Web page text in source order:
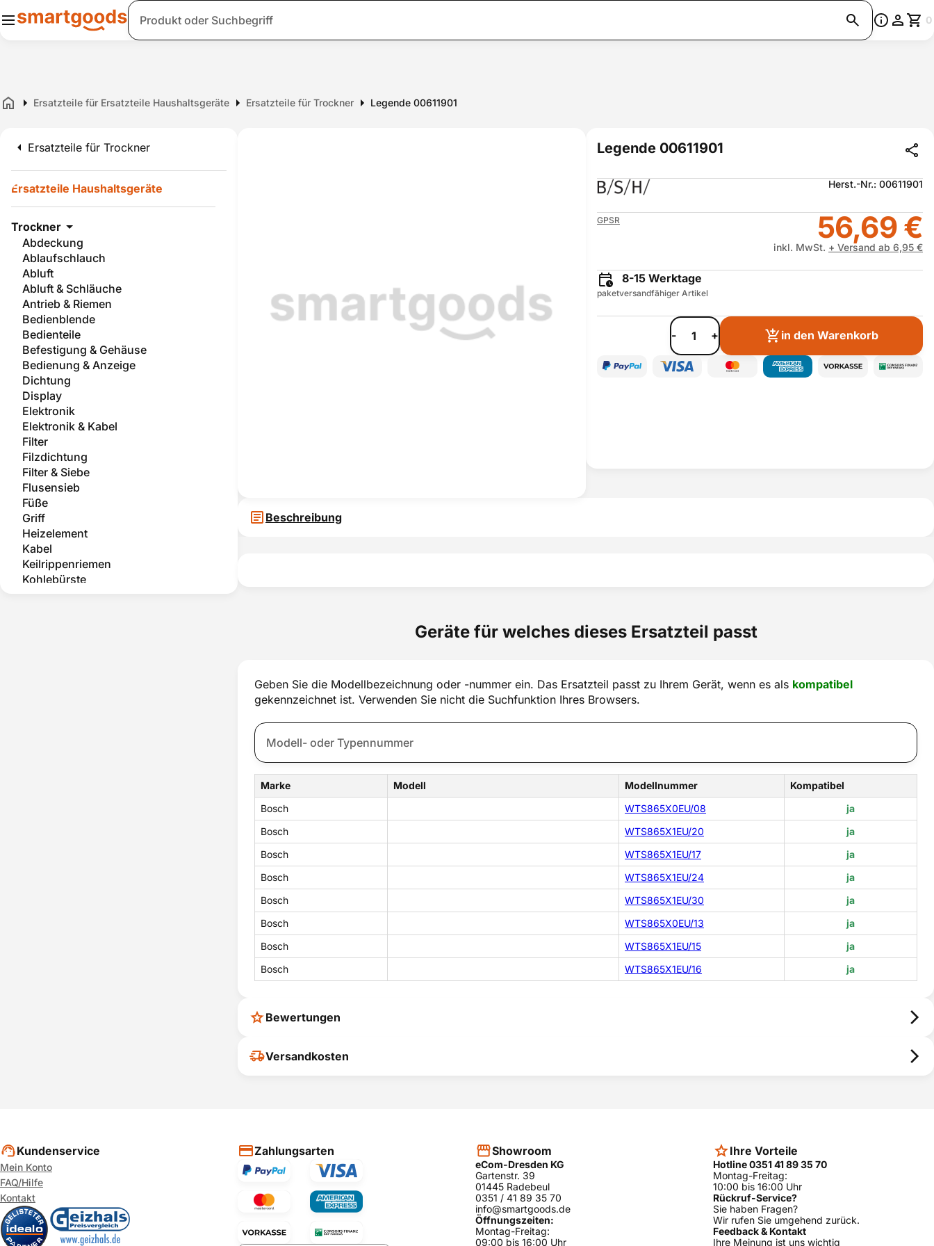
Suche 0
Home Ersatzteile für Ersatzteile Haushaltsgeräte Ersatzteile für Trockner Legende 00611901
Ersatzteile für Trockner
Ersatzteile Haushaltsgeräte
Trockner
Abdeckung
Ablaufschlauch
Abluft
Abluft & Schläuche
Antrieb & Riemen
Bedienblende
Bedienteile
Befestigung & Gehäuse
Bedienung & Anzeige
Dichtung
Display
Elektronik
Elektronik & Kabel
Filter
Filzdichtung
Filter & Siebe
Flusensieb
Füße
Griff
Heizelement
Kabel
Keilrippenriemen
Kohlebürste
Legende 00611901
Herst.-Nr.: 00611901
GPSR 56,69 €
inkl. MwSt. + Versand ab 6,95 €
8-15 Werktage
paketversandfähiger Artikel
- + in den Warenkorb
Beschreibung
Geräte für welches dieses Ersatzteil passt
Geben Sie die Modellbezeichnung oder -nummer ein. Das Ersatzteil passt zu Ihrem Gerät, wenn es als kompatibel
gekennzeichnet ist. Verwenden Sie nicht die Suchfunktion Ihres Browsers.
Marke Modell Modellnummer
Kompatibel
Bosch
WTS865X0EU/08
ja
Bosch
WTS865X1EU/20
ja
Bosch
WTS865X1EU/17
ja
Bosch
WTS865X1EU/24
ja
Bosch
WTS865X1EU/30
ja
Bosch
WTS865X0EU/13
ja
Bosch
WTS865X1EU/15
ja
Bosch
WTS865X1EU/16 ja
Bewertungen
Ihr Feedback hilft uns, uns ständig zu
Versandkosten
Kundenservice
Mein Konto
FAQ/Hilfe
Kontakt
Zahlungsarten Showroom
eCom-Dresden KG
Gartenstr. 39
01445 Radebeul
0351 / 41 89 35 70
info@smartgoods.de
Öffnungszeiten:
Montag-Freitag:
09:00 bis 16:00 Uhr
Ihre Vorteile
Hotline 0351 41 89 35 70
Montag-Freitag:
10:00 bis 16:00 Uhr
Rückruf-Service?
Sie haben Fragen?
Wir rufen Sie umgehend zurück.
Feedback & Kontakt
Ihre Meinung ist uns wichtig